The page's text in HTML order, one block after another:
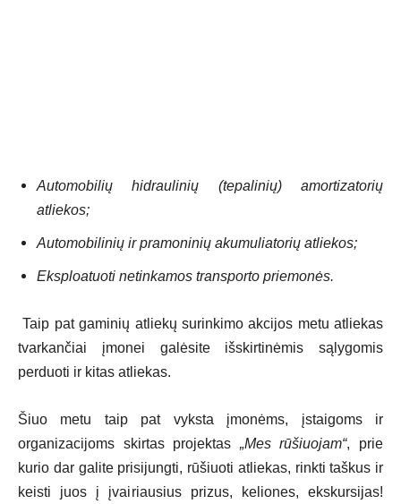
Automobilių hidraulinių (tepalinių) amortizatorių
atliekos;
Automobilinių ir pramoninių akumuliatorių atliekos;
Eksploatuoti netinkamos transporto priemonės.
Taip pat gaminių atliekų surinkimo akcijos metu atliekas
tvarkančiai įmonei galėsite išskirtinėmis sąlygomis
perduoti ir kitas atliekas.
Šiuo metu taip pat vyksta įmonėms, įstaigoms ir
organizacijoms skirtas projektas „Mes rūšiuojam“, prie
kurio dar galite prisijungti, rūšiuoti atliekas, rinkti taškus ir
keisti juos į įvairiausius prizus, keliones, ekskursijas!